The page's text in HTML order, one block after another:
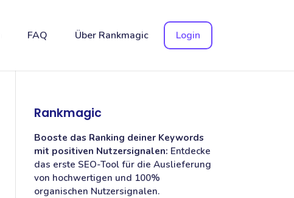
FAQ Über Rankmagic Login
Rankmagic
Booste das Ranking deiner Keywords
mit positiven Nutzersignalen: Entdecke
das erste SEO-Tool für die Auslieferung
von hochwertigen und 100%
organischen Nutzersignalen.